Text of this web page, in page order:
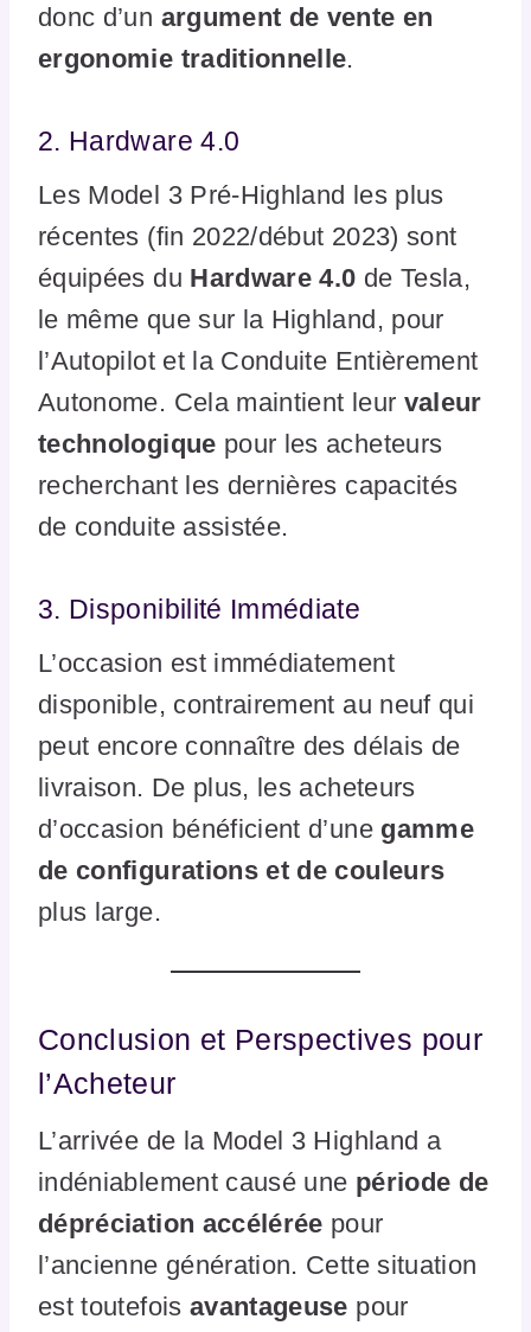
donc d’un argument de vente en
ergonomie traditionnelle.
2. Hardware 4.0
Les Model 3 Pré-Highland les plus
récentes (fin 2022/début 2023) sont
équipées du Hardware 4.0 de Tesla,
le même que sur la Highland, pour
l’Autopilot et la Conduite Entièrement
Autonome. Cela maintient leur valeur
technologique pour les acheteurs
recherchant les dernières capacités
de conduite assistée.
3. Disponibilité Immédiate
L’occasion est immédiatement
disponible, contrairement au neuf qui
peut encore connaître des délais de
livraison. De plus, les acheteurs
d’occasion bénéficient d’une gamme
de configurations et de couleurs
plus large.
Conclusion et Perspectives pour
l’Acheteur
L’arrivée de la Model 3 Highland a
indéniablement causé une période de
dépréciation accélérée pour
l’ancienne génération. Cette situation
est toutefois avantageuse pour